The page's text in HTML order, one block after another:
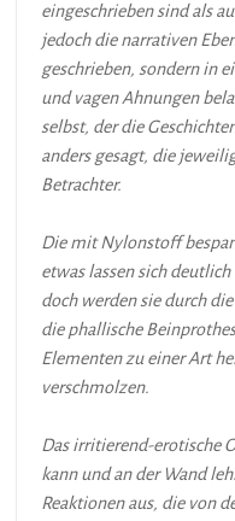
eingeschrieben sind als
jedoch die narrativen
geschrieben, sondern in
und vagen Ahnungen
selbst, der die
anders gesagt, die
Betrachter.
Die mit Nylonstoff
etwas lassen sich
doch werden sie durch
die phallische
Elementen zu einer Art
verschmolzen.
Das irritierend-erotische
kann und an der Wand
Reaktionen aus, die von